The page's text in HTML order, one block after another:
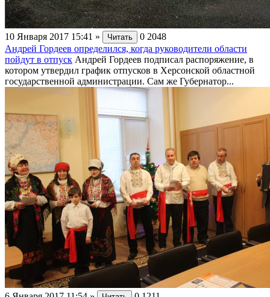
10 Января 2017 15:41 » Читать 0 2048
Андрей Гордеев определился, когда руководители области
пойдут в отпуск Андрей Гордеев подписал распоряжение, в
котором утвердил график отпусков в Херсонской областной
государственной администрации. Сам же Губернатор...